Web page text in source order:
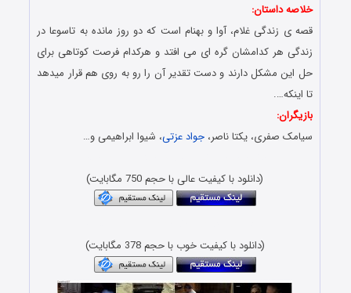
خلاصه داستان:
قصه ی زندگی غلام، آوا و بهنام است که دو روز مانده به تاسوعا در
زندگی هر کدامشان گره ای می افتد و هرکدام فرصت کوتاهی برای
حل این مشکل دارند و دست تقدیر آن را رو به روی هم قرار میدهد
تا اینکه….
بازیگران:
سیامک صفری، یکتا ناصر،جواد عزتی، شیوا ابراهیمی و…
(دانلود با کیفیت عالی با حجم 750 مگابایت)
(دانلود با کیفیت خوب با حجم 378 مگابایت)